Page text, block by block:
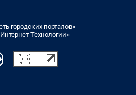
городских порталов»
Технологии»